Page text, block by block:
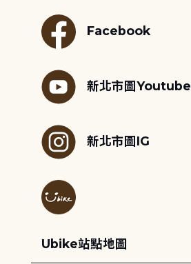
Facebook
新北市圖Youtube
新北市圖IG
Ubike站點地圖